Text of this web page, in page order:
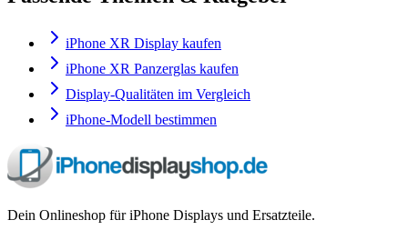
iPhone XR Display kaufen
iPhone XR Panzerglas kaufen
Display-Qualitäten im Vergleich
iPhone-Modell bestimmen
Dein Onlineshop für iPhone Displays und Ersatzteile.